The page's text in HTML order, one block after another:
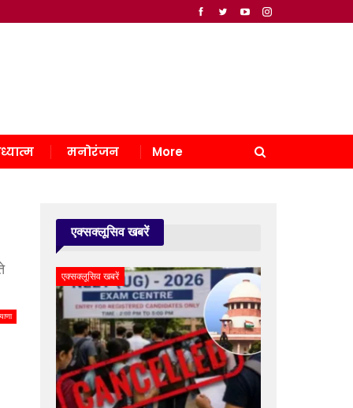
मनोरंजन More
एक्सक्लूसिव खबरें
एक्सक्लूसिव खबरें